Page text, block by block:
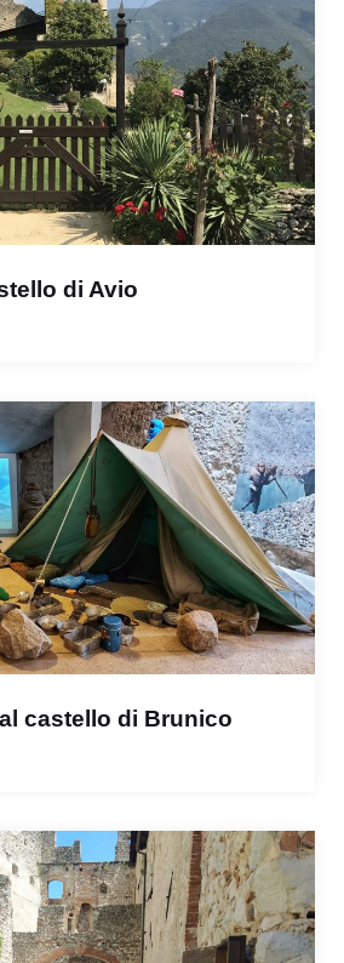
di Avio
castello di Brunico